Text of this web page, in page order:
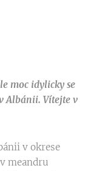
moc idylicky se
Albánii. Vítejte v
v okrese
meandru